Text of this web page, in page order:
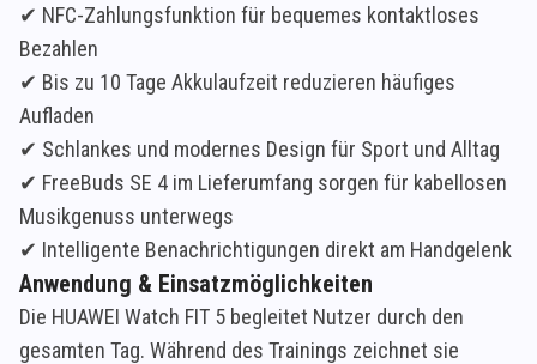
✔ NFC-Zahlungsfunktion für bequemes kontaktloses
Bezahlen
✔ Bis zu 10 Tage Akkulaufzeit reduzieren häufiges
Aufladen
✔ Schlankes und modernes Design für Sport und Alltag
✔ FreeBuds SE 4 im Lieferumfang sorgen für kabellosen
Musikgenuss unterwegs
✔ Intelligente Benachrichtigungen direkt am Handgelenk
Anwendung & Einsatzmöglichkeiten
Die HUAWEI Watch FIT 5 begleitet Nutzer durch den
gesamten Tag. Während des Trainings zeichnet sie